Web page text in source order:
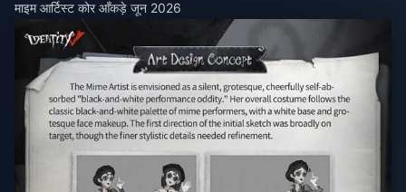
माइम आर्टिस्ट कोर आँकड़े जून 2026